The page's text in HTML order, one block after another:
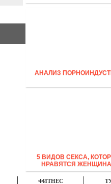
АНАЛИЗ
5 ВИДОВ СЕКСА,
НРАВЯТСЯ
ФИТНЕС